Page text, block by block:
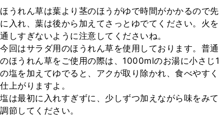
ほうれん草は葉より茎のほうがゆで時間がかかるので先
に入れ、葉は後から加えてさっとゆでてください。火を
通しすぎないように注意してくださいね。
今回はサラダ用のほうれん草を使用しております。普通
のほうれん草をご使用の際は、1000mlのお湯に小さじ1
の塩を加えてゆでると、アクが取り除かれ、食べやすく
仕上がりますよ。
塩は最初に入れすぎずに、少しずつ加えながら味をみて
調節してください。